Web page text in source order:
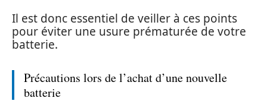
Il est donc essentiel de veiller à ces points
pour éviter une usure prématurée de votre
batterie.
Précautions lors de l’achat d’une nouvelle
batterie